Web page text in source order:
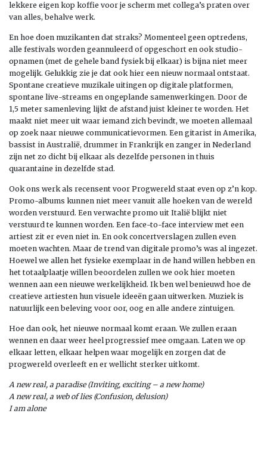
lekkere eigen kop koffie voor je scherm met collega’s praten over
van alles, behalve werk.
En hoe doen muzikanten dat straks? Momenteel geen optredens,
alle festivals worden geannuleerd of opgeschort en ook studio-
opnamen (met de gehele band fysiek bij elkaar) is bijna niet meer
mogelijk. Gelukkig zie je dat ook hier een nieuw normaal ontstaat.
Spontane creatieve muzikale uitingen op digitale platformen,
spontane live-streams en ongeplande samenwerkingen. Door de
1,5 meter samenleving lijkt de afstand juist kleiner te worden. Het
maakt niet meer uit waar iemand zich bevindt, we moeten allemaal
op zoek naar nieuwe communicatievormen. Een gitarist in Amerika,
bassist in Australië, drummer in Frankrijk en zanger in Nederland
zijn net zo dicht bij elkaar als dezelfde personen in thuis
quarantaine in dezelfde stad.
Ook ons werk als recensent voor Progwereld staat even op z’n kop.
Promo-albums kunnen niet meer vanuit alle hoeken van de wereld
worden verstuurd. Een verwachte promo uit Italië blijkt niet
verstuurd te kunnen worden. Een face-to-face interview met een
artiest zit er even niet in. En ook concertverslagen zullen even
moeten wachten. Maar de trend van digitale promo’s was al ingezet.
Hoewel we allen het fysieke exemplaar in de hand willen hebben en
het totaalplaatje willen beoordelen zullen we ook hier moeten
wennen aan een nieuwe werkelijkheid. Ik ben wel benieuwd hoe de
creatieve artiesten hun visuele ideeën gaan uitwerken. Muziek is
natuurlijk een beleving voor oor, oog en alle andere zintuigen.
Hoe dan ook, het nieuwe normaal komt eraan. We zullen eraan
wennen en daar weer heel progressief mee omgaan. Laten we op
elkaar letten, elkaar helpen waar mogelijk en zorgen dat de
progwereld overleeft en er wellicht sterker uitkomt.
A new real, a paradise (Inviting, exciting – a new home)
A new real, a web of lies (Confusion, delusion)
I am alone